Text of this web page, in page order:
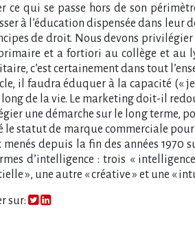
ce qui se passe hors de son
à l’éducation dispensée dans leur
de droit. Nous devons
primaire et a fortiori au collège et au
c’est certainement dans tout
il faudra éduquer à la capacité («
de la vie. Le marketing doit-il
une démarche sur le long terme,
le statut de marque commerciale
menés depuis la fin des années
d’intelligence : trois «
», une autre « créative » et une «
sur: